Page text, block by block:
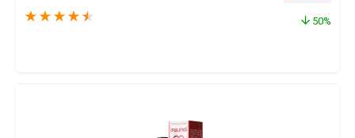
★ ★ ★ ★ ★ 50%